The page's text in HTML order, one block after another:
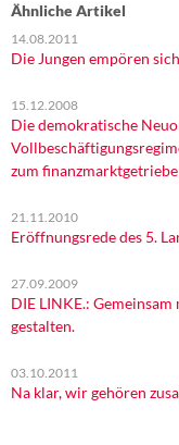
Ähnliche Artikel
14.08.2011
Die Jungen empören
15.12.2008
Die demokratische
zum
21.11.2010
Eröffnungsrede des 5.
27.09.2009
DIE LINKE.:
gestalten.
03.10.2011
Na klar, wir gehören